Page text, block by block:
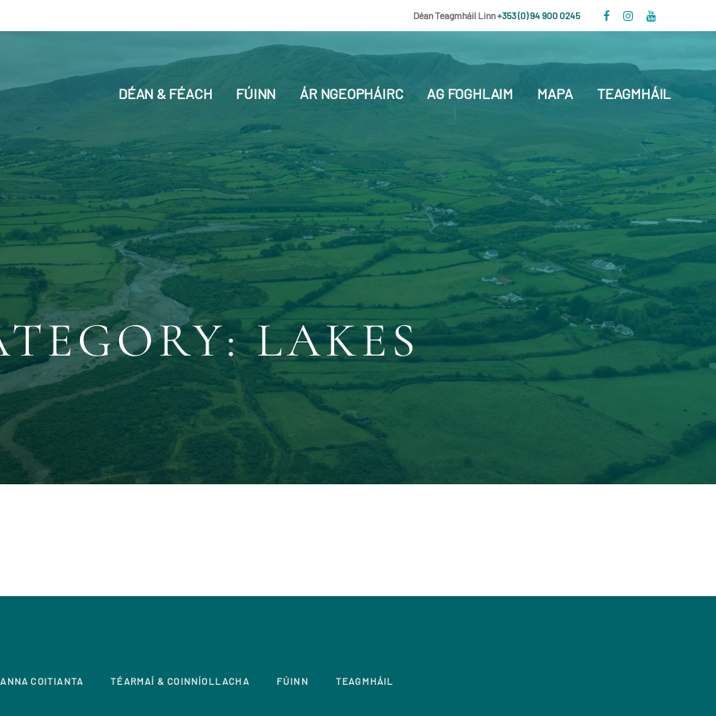
Déan Teagmháil Linn+353 (0) 94 900 0245
DÉAN & FÉACH FÚINN ÁR NGEOPHÁIRC AG FOGHLAIM MAPA TEAGMHÁIL
LAKES
COITIANTA TÉARMAÍ & COINNÍOLLACHA FÚINN TEAGMHÁIL